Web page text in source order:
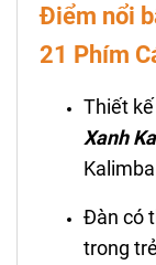
Điểm nổi
21 Phím
Thiết kế
Xanh
Đàn có
trong